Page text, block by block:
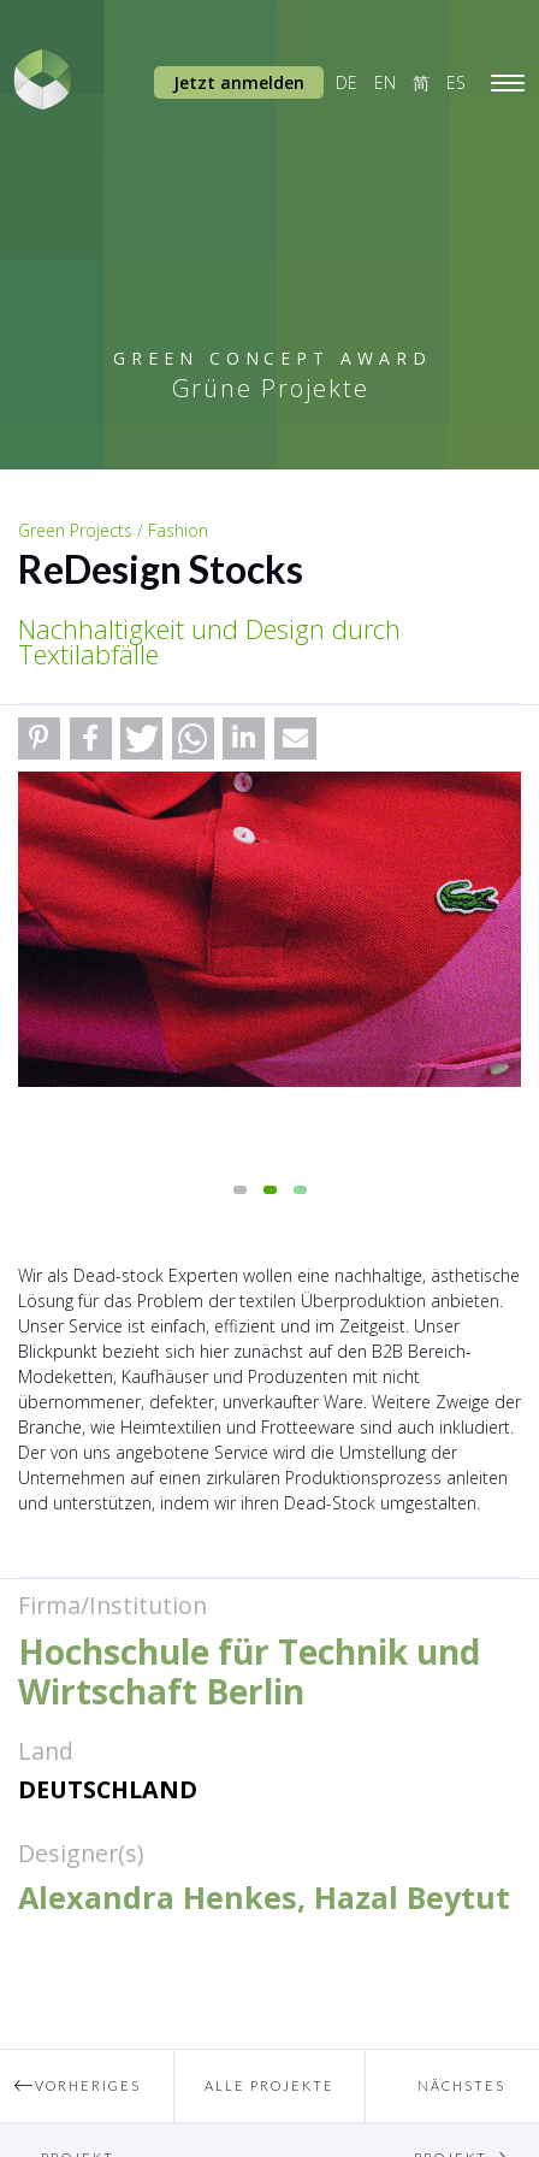
GREEN CONCEPT AWARD
Grüne Projekte
Jetzt anmelden DE EN 简 ES
Green Projects / Fashion
ReDesign Stocks
Nachhaltigkeit und Design durch
Textilabfälle
Wir als Dead-stock Experten wollen eine nachhaltige, ästhetische
Lösung für das Problem der textilen Überproduktion anbieten.
Unser Service ist einfach, effizient und im Zeitgeist. Unser
Blickpunkt bezieht sich hier zunächst auf den B2B Bereich-
Modeketten, Kaufhäuser und Produzenten mit nicht
übernommener, defekter, unverkaufter Ware. Weitere Zweige der
Branche, wie Heimtextilien und Frotteeware sind auch inkludiert.
Der von uns angebotene Service wird die Umstellung der
Unternehmen auf einen zirkulären Produktionsprozess anleiten
und unterstützen, indem wir ihren Dead-Stock umgestalten.
Firma/Institution
Hochschule für Technik und
Wirtschaft Berlin
Land
DEUTSCHLAND
Designer(s)
Alexandra Henkes, Hazal Beytut
VORHERIGES ALLE PROJEKTE NÄCHSTES